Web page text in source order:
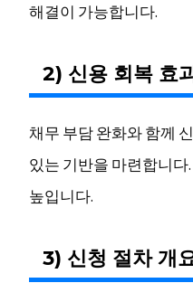
해결이 가능합니다.
2) 신용 회복 효
채무 부담 완화와 함께
있는 기반을 마련합니
높입니다.
3) 신청 절차 개